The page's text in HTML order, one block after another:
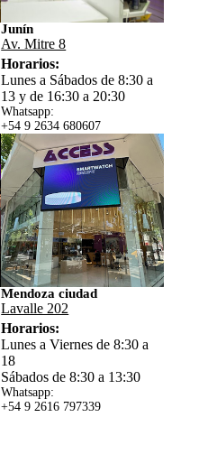
Junín
Av. Mitre 8
Horarios:
Lunes a Sábados de 8:30 a
13 y de 16:30 a 20:30
Whatsapp:
+54 9 2634 680607
Mendoza ciudad
Lavalle 202
Horarios:
Lunes a Viernes de 8:30 a
18
Sábados de 8:30 a 13:30
Whatsapp:
+54 9 2616 797339